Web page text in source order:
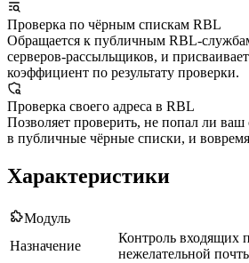
Проверка по чёрным спискам RBL
Обращается к публичным RBL-
серверов-рассыльщиков, и
коэффициент по результату проверки.
Проверка своего адреса в RBL
Позволяет проверить, не попал ли ваш
в публичные чёрные списки, и
Характеристики
Модуль
Назначение
Контроль входящих
нежелательной